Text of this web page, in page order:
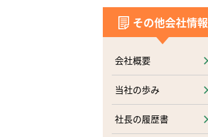
その他会社情報
会社概要
当社の歩み
社長の履歴書